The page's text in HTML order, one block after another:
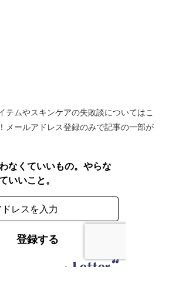
テムやスキンケアの失敗談についてはこ
メールアドレス登録のみで記事の一部が